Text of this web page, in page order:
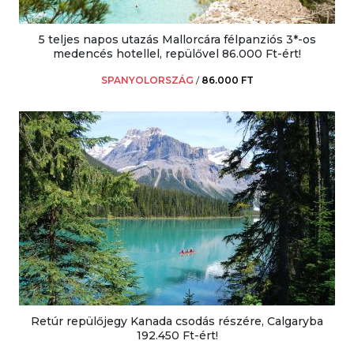
5 teljes napos utazás Mallorcára félpanziós 3*-os
medencés hotellel, repülővel 86.000 Ft-ért!
SPANYOLORSZÁG / 86.000 FT
Retúr repülőjegy Kanada csodás részére, Calgaryba
192.450 Ft-ért!